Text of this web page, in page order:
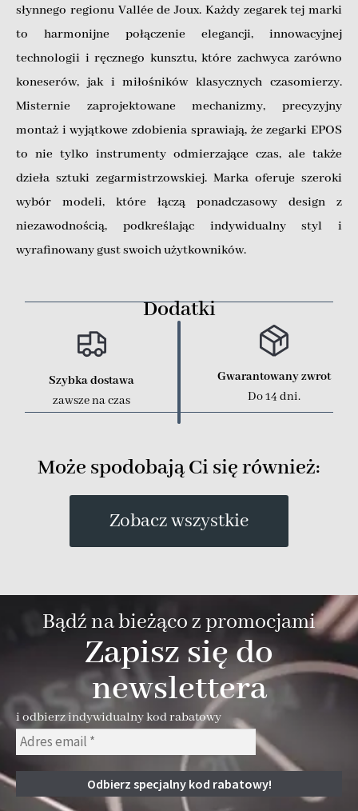
słynnego regionu Vallée de Joux. Każdy zegarek tej marki
to harmonijne połączenie elegancji, innowacyjnej
technologii i ręcznego kunsztu, które zachwyca zarówno
koneserów, jak i miłośników klasycznych czasomierzy.
Misternie zaprojektowane mechanizmy, precyzyjny
montaż i wyjątkowe zdobienia sprawiają, że zegarki EPOS
to nie tylko instrumenty odmierzające czas, ale także
dzieła sztuki zegarmistrzowskiej. Marka oferuje szeroki
wybór modeli, które łączą ponadczasowy design z
niezawodnością, podkreślając indywidualny styl i
wyrafinowany gust swoich użytkowników.
Dodatki
Szybka dostawa
zawsze na czas
Gwarantowany zwrot
Do 14 dni.
Może spodobają Ci się również:
Zobacz wszystkie
Bądź na bieżąco z promocjami
Zapisz się do
newslettera
i odbierz indywidualny kod rabatowy